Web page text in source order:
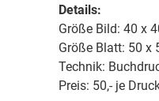
Details:
Größe Bild: 40 x
Größe Blatt: 50 x
Technik:
Preis: 50,- je